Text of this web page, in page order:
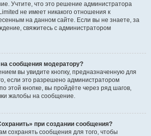
Учтите, что это решение администратора
не имеет никакого отношения к
на данном сайте. Если вы не знаете, за
свяжитесь с администратором
сообщения модератору?
вы увидите кнопку, предназначенную для
если это разрешено администратором
этой кнопке, вы пройдёте через ряд шагов,
жалобы на сообщение.
при создании сообщения?
сохранять сообщения для того, чтобы